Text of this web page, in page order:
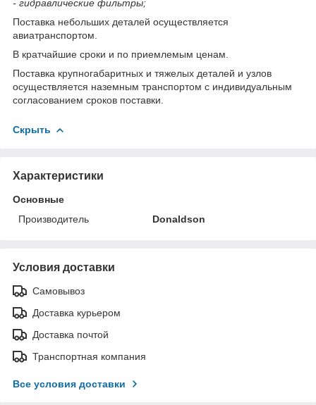
- гидравлические фильтры;
Поставка небольших деталей осуществляется
авиатранспортом.
В кратчайшие сроки и по приемлемым ценам.
Поставка крупногабаритных и тяжелых деталей и узлов
осуществляется наземным транспортом с индивидуальным
согласованием сроков поставки.
Скрыть
Характеристики
Основные
Производитель
Donaldson
Условия доставки
Самовывоз
Доставка курьером
Доставка почтой
Транспортная компания
Все условия доставки